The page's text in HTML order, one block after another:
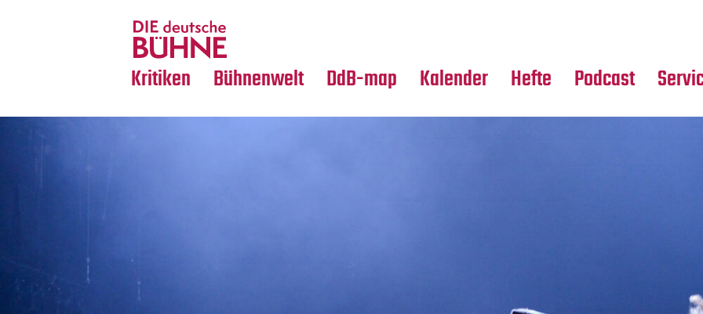
Kritiken
Crossover
Bühnenwelt
Medientipps
DdB-map Kalender Hefte Podcast